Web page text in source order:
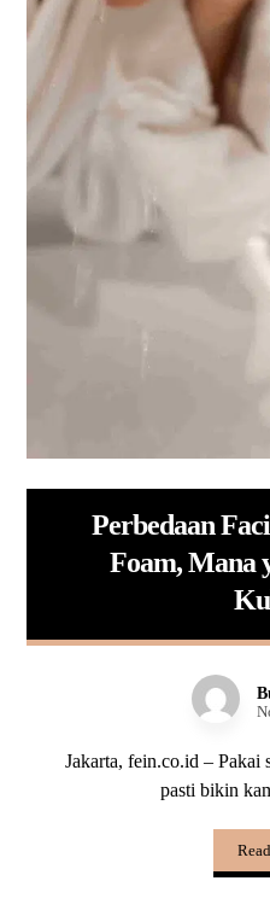
Perbedaan
Foam, Mana
Jakarta, fein.co.id – Pakai
pasti bikin